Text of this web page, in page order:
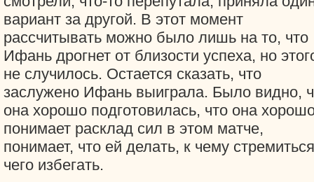
вариант за другой. В этот момент
рассчитывать можно было лишь на то, что
Ифань дрогнет от близости успеха, но
не случилось. Остается сказать, что
заслужено Ифань выиграла. Было видно,
она хорошо подготовилась, что она
понимает расклад сил в этом матче,
понимает, что ей делать, к чему
чего избегать.